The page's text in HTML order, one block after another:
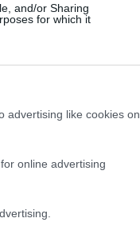
and/or Sharing
for which it
advertising like cookies on
online advertising